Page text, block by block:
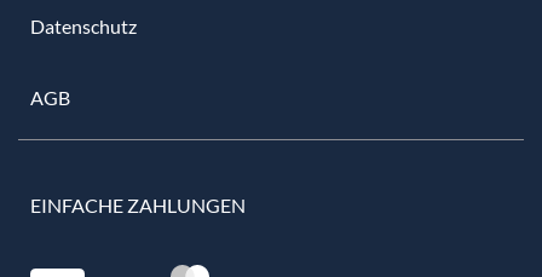
Datenschutz
AGB
EINFACHE ZAHLUNGEN